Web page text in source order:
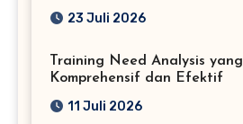
Profesional
23 Juli 2026
Training Need Analysis yang
Komprehensif dan Efektif
11 Juli 2026